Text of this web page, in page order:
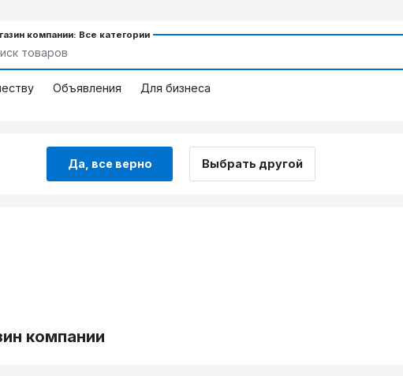
компании: Все категории
Объявления Для бизнеса
Да, все верно Выбрать другой
компании